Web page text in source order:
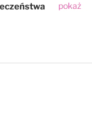
pokaż